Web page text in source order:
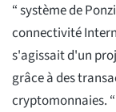
“ système de
connectivité
s'agissait d'un
grâce à des
cryptomonnaies.